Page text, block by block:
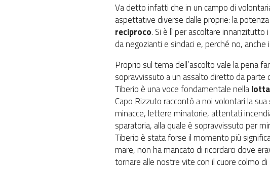
Va detto infatti che in un campo di
aspettative diverse dalle proprie: la
reciproco. Si è lì per ascoltare innanzitutto
da negozianti e sindaci e, perché no,
Proprio sul tema dell’ascolto vale la pena
sopravvissuto a un assalto diretto da
Tiberio è una voce fondamentale nella
Capo Rizzuto raccontò a noi volontari la sua
minacce, lettere minatorie, attentati
sparatoria, alla quale è sopravvissuto per
Tiberio è stata forse il momento più
mare, non ha mancato di ricordarci dove
tornare alle nostre vite con il cuore colmo di